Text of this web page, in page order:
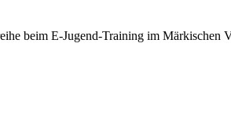
beim E-Jugend-Training im Märkischen